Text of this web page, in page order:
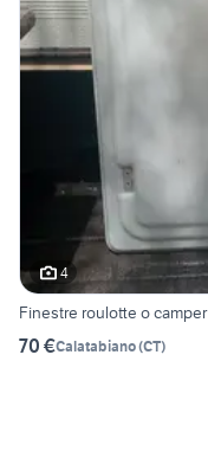
4
Finestre roulotte o camper
70 €Calatabiano(CT)